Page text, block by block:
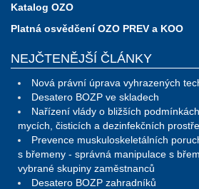
Katalog OZO
Platná osvědčení OZO PREV a KOO
NEJČTENĚJŠÍ ČLÁNKY
Nová právní úprava vyhrazených
Desatero BOZP ve skladech
Nařízení vlády o bližších
mycích, čisticích a dezinfekčních
Prevence muskuloskeletálních
s břemeny - správná manipulace s
vybrané skupiny zaměstnanců
Desatero BOZP zahradníků